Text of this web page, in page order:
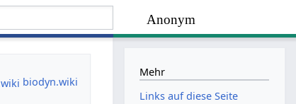
Anonym
biodyn.wiki
Mehr
Links auf diese Seite